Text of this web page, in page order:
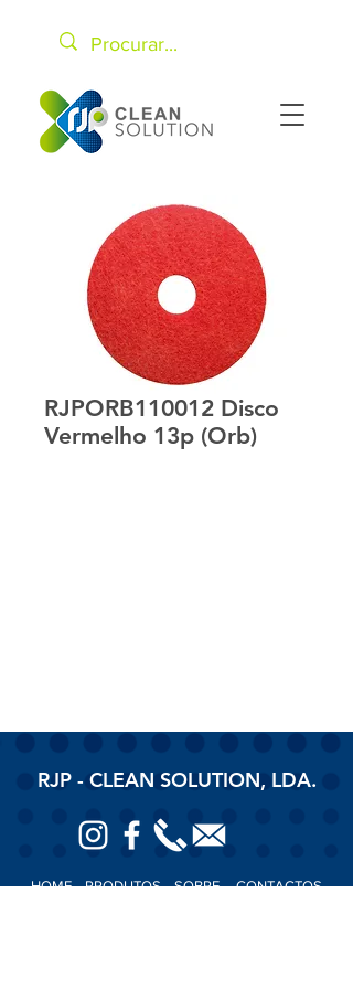
RJPORB110012 Disco
Vermelho 13p (Orb)
RJP - CLEAN SOLUTION, LDA.
HOMEPRODUTOSSOBRE CONTACTOS